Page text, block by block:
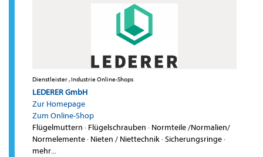
Dienstleister , Industrie Online-Shops
LEDERER GmbH
Zur Homepage
Zum Online-Shop
Flügelmuttern · Flügelschrauben · Normteile /Normalien/
Normelemente· Nieten / Niettechnik·Sicherungsringe·
mehr...